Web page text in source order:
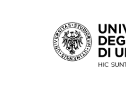
Passa al